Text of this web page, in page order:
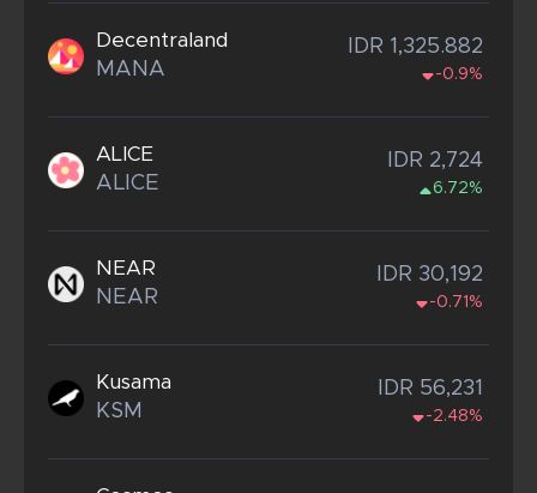
Decentraland
MANA
IDR 1,325.882
-0.9%
ALICE
ALICE
IDR 2,724
6.72%
NEAR
NEAR
IDR 30,192
-0.71%
Kusama
KSM
IDR 56,231
-2.48%